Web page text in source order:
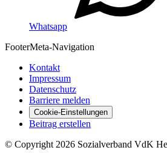
Whatsapp
FooterMeta-Navigation
Kontakt
Impressum
Datenschutz
Barriere melden
Cookie-Einstellungen
Beitrag erstellen
© Copyright 2026 Sozialverband VdK